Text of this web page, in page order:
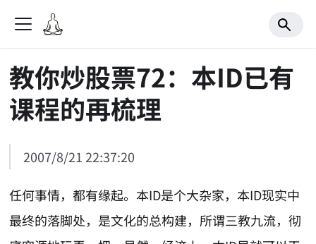
教你炒股票72：本ID已有
课程的再梳理
2007/8/21 22:37:20
任何事情，都有缘起。本ID是个大杂家，本ID现实中
最终的落脚处，是文化的总构建，所谓三教九流，彻